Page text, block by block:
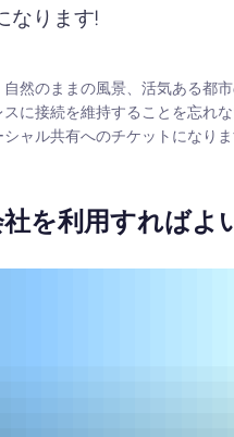
なります!
然のままの風景、活気ある都
に接続を維持することを忘れ
ャル共有へのチケットになり
を利用すればよ